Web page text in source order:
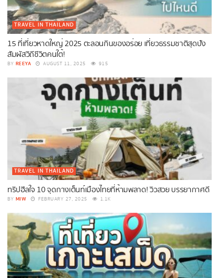
TRAVEL IN THAILAND
15 ที่เที่ยวหาดใหญ่ 2025 ตะลอนกินของอร่อย เที่ยวธรรมชาติสุดปัง
สัมผัสวิถีชีวิตคนใต้!
BY REEYA AUGUST 11, 2025 915
TRAVEL IN THAILAND
ทริปฮีลใจ 10 จุดกางเต็นท์เมืองไทยที่ห้ามพลาด! วิวสวย บรรยากาศดี
BY MIW FEBRUARY 27, 2025 1.1K